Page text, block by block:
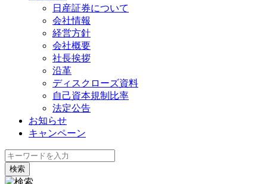
日産証券について
会社情報
経営方針
会社概要
社長挨拶
沿革
ディスクローズ資料
自己資本規制比率
法定公告
お知らせ
キャンペーン